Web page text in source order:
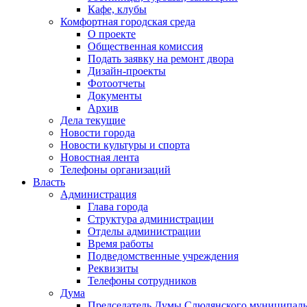
Кафе, клубы
Комфортная городская среда
О проекте
Общественная комиссия
Подать заявку на ремонт двора
Дизайн-проекты
Фотоотчеты
Документы
Архив
Дела текущие
Новости города
Новости культуры и спорта
Новостная лента
Телефоны организаций
Власть
Администрация
Глава города
Структура администрации
Отделы администрации
Время работы
Подведомственные учреждения
Реквизиты
Телефоны сотрудников
Дума